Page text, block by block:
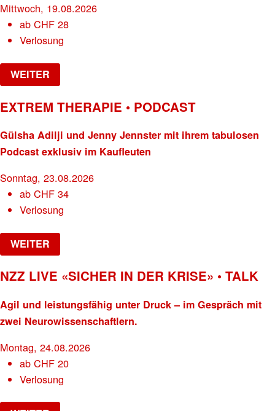
Mittwoch, 19.08.2026
abCHF 28
Verlosung
WEITER
EXTREM THERAPIE • PODCAST
Gülsha Adilji und Jenny Jennster mit ihrem tabulosen
Podcast exklusiv im Kaufleuten
Sonntag, 23.08.2026
abCHF 34
Verlosung
WEITER
NZZ LIVE «SICHER IN DER KRISE» • TALK
Agil und leistungsfähig unter Druck – im Gespräch mit
zwei Neurowissenschaftlern.
Montag, 24.08.2026
abCHF 20
Verlosung